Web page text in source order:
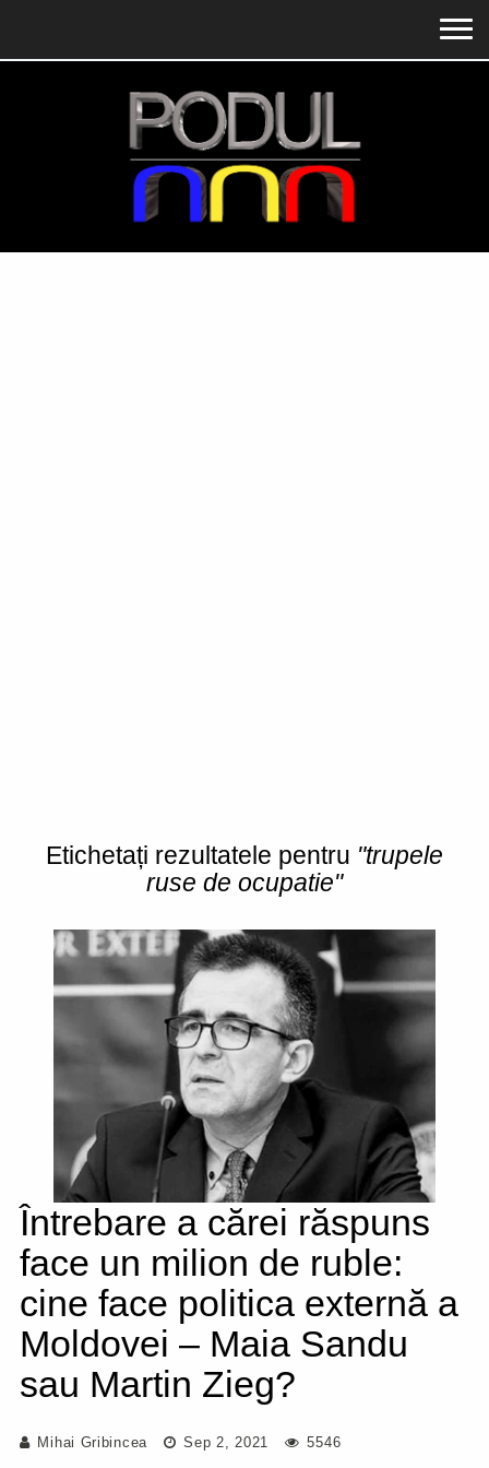
Etichetați rezultatele pentru "trupele
ruse de ocupatie"
Întrebare a cărei răspuns
face un milion de ruble:
cine face politica externă a
Moldovei – Maia Sandu
sau Martin Zieg?
Mihai Gribincea Sep 2, 2021 5546